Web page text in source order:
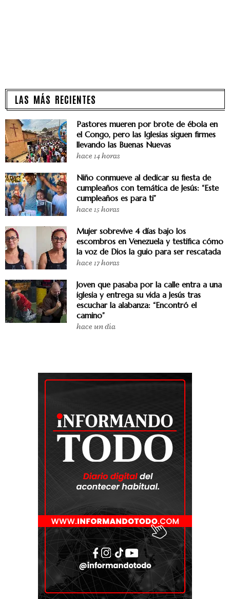
LAS MÁS RECIENTES
Pastores mueren por brote de ébola en
el Congo, pero las Iglesias siguen firmes
llevando las Buenas Nuevas
hace 14 horas
Niño conmueve al dedicar su fiesta de
cumpleaños con temática de Jesús: “Este
cumpleaños es para ti”
hace 15 horas
Mujer sobrevive 4 días bajo los
escombros en Venezuela y testifica cómo
la voz de Dios la guio para ser rescatada
hace 17 horas
Joven que pasaba por la calle entra a una
iglesia y entrega su vida a Jesús tras
escuchar la alabanza: “Encontró el
camino”
hace un día